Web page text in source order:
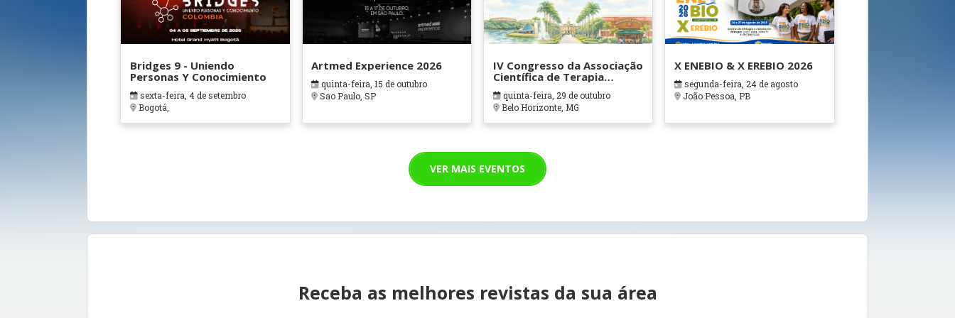
Bridges 9 - Uniendo
Personas Y Conocimiento
sexta-feira, 4 de setembro
Bogotá,
Artmed Experience 2026
quinta-feira, 15 de outubro
Sao Paulo, SP
IV Congresso da Associação
Científica de Terapia
Ocupacional em Contextos
Hospitalares e Cuidados
Paliativos - ATOHOSP
quinta-feira, 29 de outubro
Belo Horizonte, MG
X ENEBIO & X EREBIO 2026
segunda-feira, 24 de agosto
João Pessoa, PB
VER MAIS EVENTOS
Receba as melhores revistas da sua área